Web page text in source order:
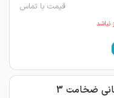
قیمت با تماس
ضخامت 3